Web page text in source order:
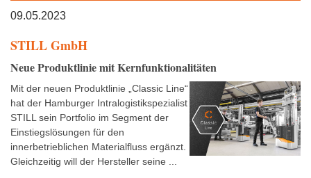
09.05.2023
STILL GmbH
Neue Produktlinie mit Kernfunktionalitäten
Mit der neuen Produktlinie „Classic Line“
hat der Hamburger Intralogistikspezialist
STILL sein Portfolio im Segment der
Einstiegslösungen für den
innerbetrieblichen Materialfluss ergänzt.
Gleichzeitig will der Hersteller seine ...